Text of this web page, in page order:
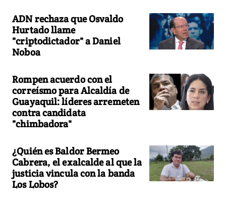
ADN rechaza que Osvaldo
Hurtado llame
"criptodictador" a Daniel
Noboa
Rompen acuerdo con el
correísmo para Alcaldía de
Guayaquil: líderes arremeten
contra candidata
"chimbadora"
¿Quién es Baldor Bermeo
Cabrera, el exalcalde al que la
justicia vincula con la banda
Los Lobos?